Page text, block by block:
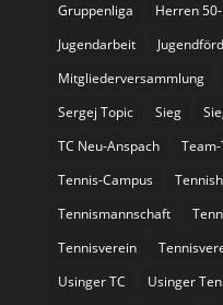
Gruppenliga
Herren 50-
Jugendarbeit
Mitgliederversammlung
Sergej Topic
Sieg
TC Neu-Anspach
Tennis-Campus
Tennismannschaft
Tennisverein
Usinger TC
Usinger